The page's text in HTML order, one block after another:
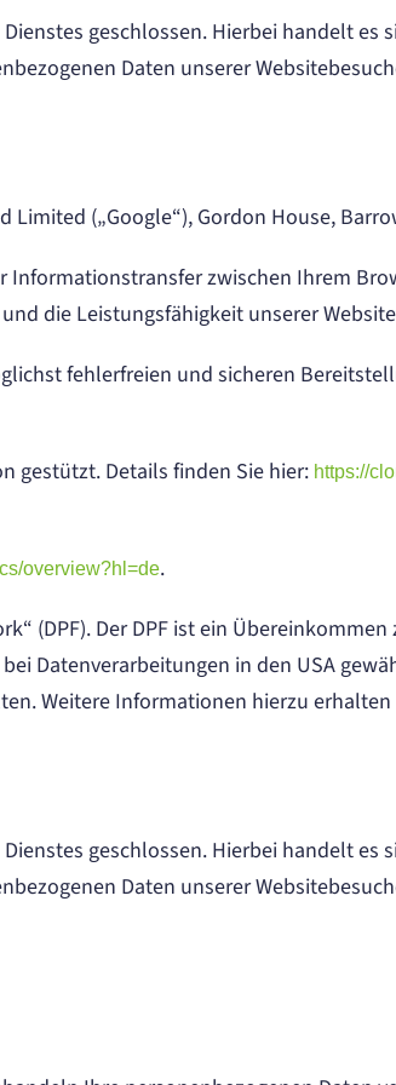
geschlossen. Hierbei handelt es
Daten unserer
(„Google“), Gordon House,
zwischen Ihrem
die Leistungsfähigkeit unserer
fehlerfreien und sicheren
gestützt. Details finden Sie hier: https://
overview?hl=de.
(DPF). Der DPF ist ein
Datenverarbeitungen in den USA
Weitere Informationen hierzu
geschlossen. Hierbei handelt es
Daten unserer